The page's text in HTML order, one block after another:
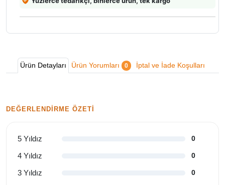
Ürün Detayları Ürün Yorumları 0 İptal ve İade Koşulları
DEĞERLENDIRME ÖZETI
5 Yıldız 0
4 Yıldız 0
3 Yıldız 0